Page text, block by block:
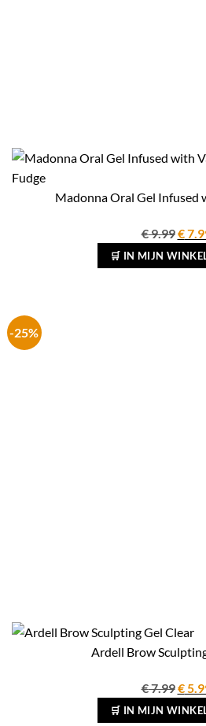
Madonna Oral Gel Infused
€9.99
prijs
was:
€
🛒 IN MIJN
-25%
Ardell Brow
€7.99
prijs
€
🛒 IN MIJN